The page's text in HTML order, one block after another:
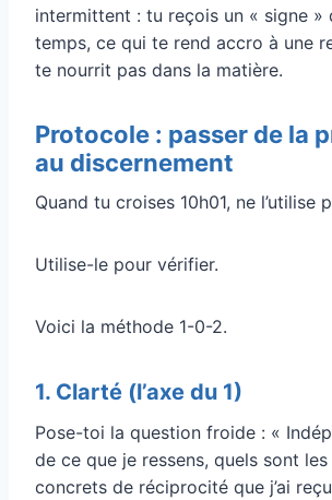
intermittent : tu reçois un « signe »
temps, ce qui te rend accro à une
te nourrit pas dans la matière.
Protocole : passer de la
au discernement
Quand tu croises 10h01, ne l’utilise
Utilise-le pour vérifier.
Voici la méthode 1-0-2.
1. Clarté (l’axe du 1)
Pose-toi la question froide : «
de ce que je ressens, quels sont
concrets de réciprocité que j’ai